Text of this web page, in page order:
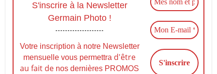
S'inscrire à la Newsletter
Germain Photo !
Votre inscription à notre Newsletter
mensuelle vous permettra d'être
au fait de nos dernières PROMOS